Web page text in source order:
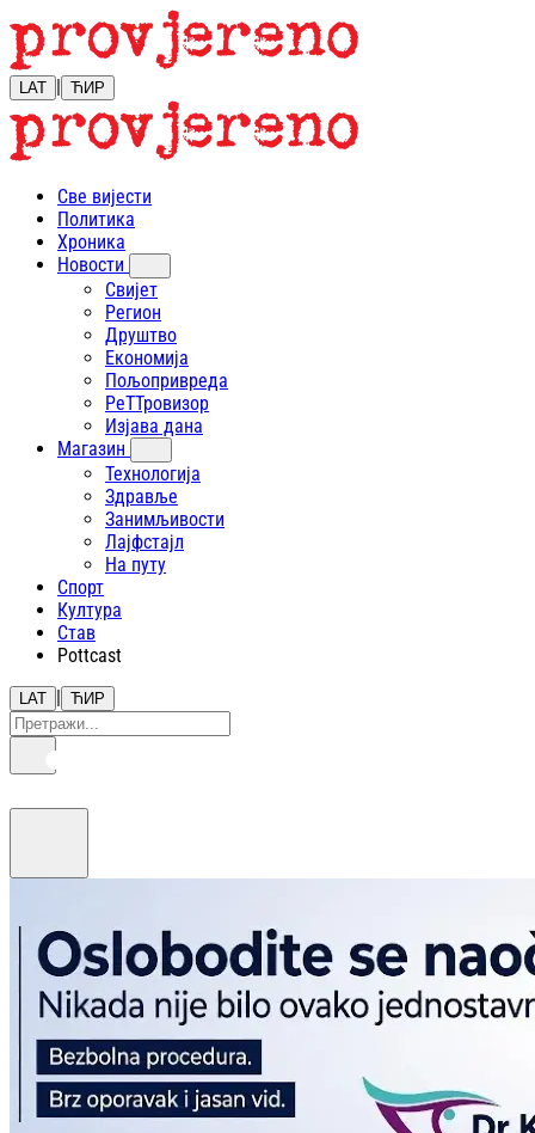
LAT | ЋИР
Све вијести
Политика
Хроника
Новости
Свијет
Регион
Друштво
Економија
Пољопривреда
РеТТровизор
Изјава дана
Магазин
Технологија
Здравље
Занимљивости
Лајфстajл
На путу
Спорт
Култура
Став
Pottcast
LAT | ЋИР